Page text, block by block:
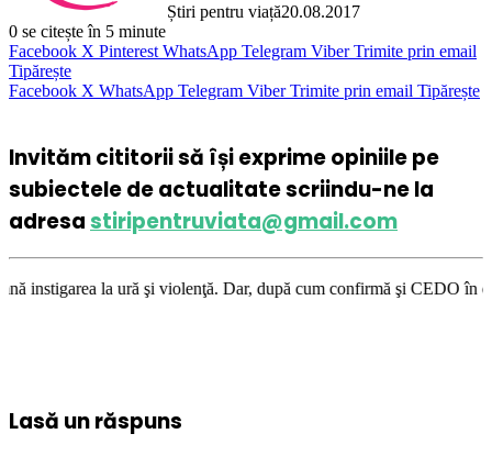
Știri pentru viață20.08.2017
0 se citește în 5 minute
Facebook X Pinterest WhatsApp Telegram Viber Trimite prin email
Tipărește
Facebook X WhatsApp Telegram Viber Trimite prin email Tipărește
Invităm cititorii să își exprime opiniile pe
subiectele de actualitate scriindu-ne la
adresastiripentruviata@gmail.com
ură şi violenţă. Dar, după cum confirmă şi CEDO în cazul
Lasă un răspuns